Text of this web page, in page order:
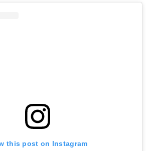
this post on Instagram